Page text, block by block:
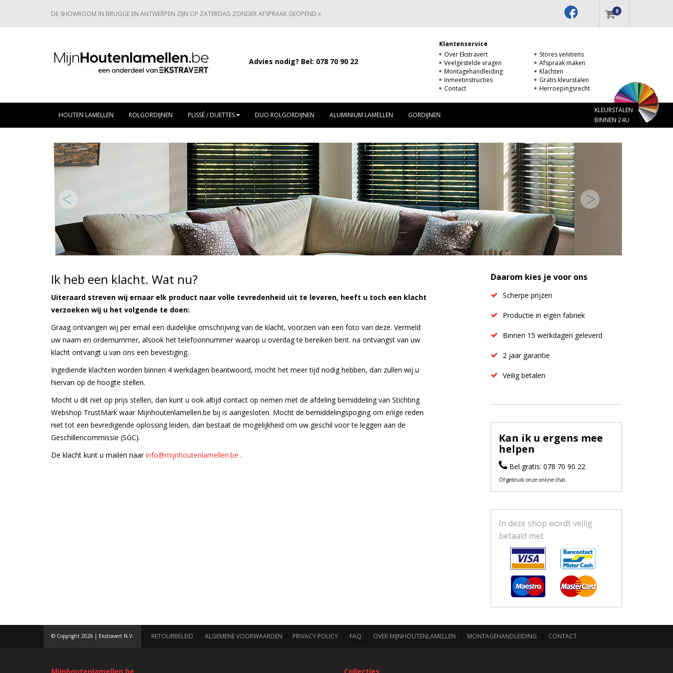
DE SHOWROOM IN BRUGGE EN ANTWERPEN ZIJN OP ZATERDAG ZONDER AFSPRAAK GEOPEND » 0
Advies nodig? Bel: 078 70 90 22
Klantenservice
Over Ekstravert
Veelgestelde vragen
Montagehandleiding
Inmeetinstructies
Contact
Stores venitiens
Afspraak maken
Klachten
Gratis kleurstalen
Herroepingsrecht
HOUTEN LAMELLEN ROLGORDIJNEN PLISSÉ / DUETTES DUO ROLGORDIJNEN ALUMINIUM LAMELLEN GORDIJNEN
KLEURSTALEN
BINNEN 24U
Ik heb een klacht. Wat nu?
Uiteraard streven wij ernaar elk product naar volle tevredenheid uit te leveren, heeft u toch een klacht
verzoeken wij u het volgende te doen:
Graag ontvangen wij per email een duidelijke omschrijving van de klacht, voorzien van een foto van deze. Vermeld
uw naam en ordernummer, alsook het telefoonnummer waarop u overdag te bereiken bent. na ontvangst van uw
klacht ontvangt u van ons een bevestiging.
Ingediende klachten worden binnen 4 werkdagen beantwoord, mocht het meer tijd nodig hebben, dan zullen wij u
hiervan op de hoogte stellen.
Mocht u dit niet op prijs stellen, dan kunt u ook altijd contact op nemen met de afdeling bemiddeling van Stichting
Webshop TrustMark waar Mijnhoutenlamellen.be bij is aangesloten. Mocht de bemiddelingspoging om enige reden
niet tot een bevredigende oplossing leiden, dan bestaat de mogelijkheid om uw geschil voor te leggen aan de
Geschillencommissie (SGC).
De klacht kunt u mailen naarinfo@mijnhoutenlamellen.be .
Daarom kies je voor ons
Scherpe prijzen
Productie in eigen fabriek
Binnen 15 werkdagen geleverd
2 jaar garantie
Veilig betalen
Kan ik u ergens mee
helpen
Bel gratis: 078 70 90 22
Of gebruik onze online chat
In deze shop wordt veilig
betaald met:
© Copyright 2026 | Ekstravert N.V. RETOURBELEID ALGEMENE VOORWAARDEN PRIVACY POLICY FAQ OVER MIJNHOUTENLAMELLEN MONTAGEHANDLEIDING CONTACT